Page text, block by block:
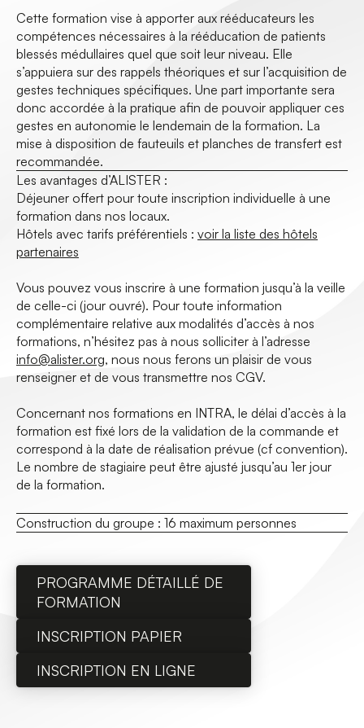
Cette formation vise à apporter aux rééducateurs les
compétences nécessaires à la rééducation de patients
blessés médullaires quel que soit leur niveau. Elle
s’appuiera sur des rappels théoriques et sur l’acquisition de
gestes techniques spécifiques. Une part importante sera
donc accordée à la pratique afin de pouvoir appliquer ces
gestes en autonomie le lendemain de la formation. La
mise à disposition de fauteuils et planches de transfert est
recommandée.
Les avantages d’ALISTER :
Déjeuner offert pour toute inscription individuelle à une
formation dans nos locaux.
Hôtels avec tarifs préférentiels : voir la liste des hôtels
partenaires
Vous pouvez vous inscrire à une formation jusqu’à la veille
de celle-ci (jour ouvré). Pour toute information
complémentaire relative aux modalités d’accès à nos
formations, n’hésitez pas à nous solliciter à l’adresse
info@alister.org, nous nous ferons un plaisir de vous
renseigner et de vous transmettre nos CGV.
Concernant nos formations en INTRA, le délai d’accès à la
formation est fixé lors de la validation de la commande et
correspond à la date de réalisation prévue (cf convention).
Le nombre de stagiaire peut être ajusté jusqu’au 1er jour
de la formation.
Construction du groupe : 16 maximum personnes
PROGRAMME DÉTAILLÉ DE
FORMATION
INSCRIPTION PAPIER
INSCRIPTION EN LIGNE